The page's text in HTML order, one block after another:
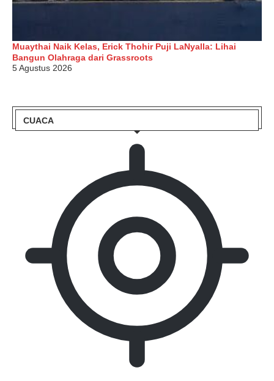
Muaythai Naik Kelas, Erick Thohir Puji LaNyalla: Lihai
Bangun Olahraga dari Grassroots
5 Agustus 2026
CUACA